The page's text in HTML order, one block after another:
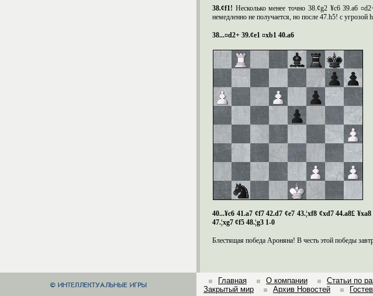
38.¢f1! Несколько менее точно 38.¢g2 ¥c6 39.a6 ¤d
немедленно не получается, но после 47.h5! с угрозой h
38...¤d2+ 39.¢e1 ¤xb1 40.a6
40...¥c6 41.a7 ¢f7 42.d7 ¢e7 43.¦xf8 ¢xd7 44.a8£ ¥xa8
47.¦xg7 ¢f5 48.¦g3 1-0
Блестящая победа Ароняна! В честь этой победы
Главная О компании Статьи по
Закрытый мир
Архив Новостей